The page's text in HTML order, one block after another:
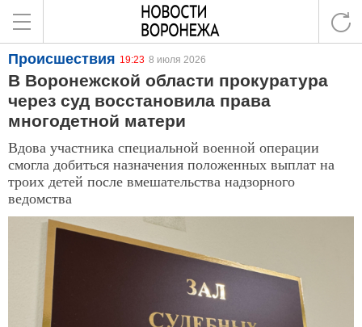
Происшествия 19:23 8 июля 2026
В Воронежской области прокуратура
через суд восстановила права
многодетной матери
Вдова участника специальной военной операции
смогла добиться назначения положенных выплат на
троих детей после вмешательства надзорного
ведомства